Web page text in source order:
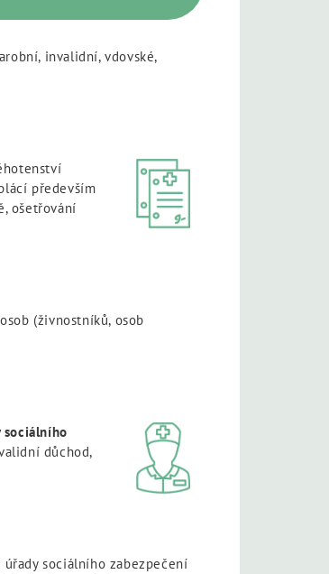
invalidní, vdovské,
především
ošetřování
(živnostníků, osob
sociálního
důchod,
úřady sociálního zabezpečení